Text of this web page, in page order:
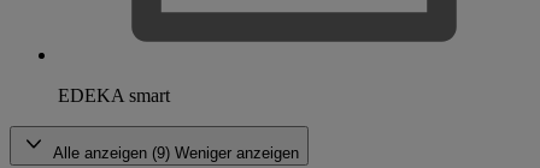
EDEKA smart
Alle anzeigen (9) Weniger anzeigen